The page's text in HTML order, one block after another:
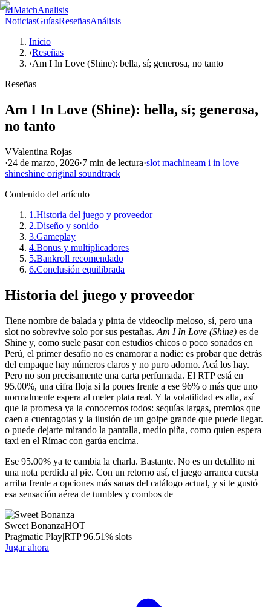
MMatchAnalisis
NoticiasGuíasReseñasAnálisis
Inicio
›Reseñas
›Am I In Love (Shine): bella, sí; generosa, no tanto
Reseñas
Am I In Love (Shine): bella, sí; generosa,
no tanto
VValentina Rojas
·24 de marzo, 2026·7 min de lectura·slot machineam i in love
shineshine original soundtrack
Contenido del artículo
1.Historia del juego y proveedor
2.Diseño y sonido
3.Gameplay
4.Bonus y multiplicadores
5.Bankroll recomendado
6.Conclusión equilibrada
Historia del juego y proveedor
Tiene nombre de balada y pinta de videoclip meloso, sí, pero una
slot no sobrevive solo por sus pestañas. Am I In Love (Shine) es de
Shine y, como suele pasar con estudios chicos o poco sonados en
Perú, el primer desafío no es enamorar a nadie: es probar que detrás
del empaque hay números claros y no puro adorno. Acá los hay.
Pero no son precisamente una carta perfumada. El RTP está en
95.00%, una cifra floja si la pones frente a ese 96% o más que uno
normalmente espera al meter plata real. Y la volatilidad es alta, así
que la promesa ya la conocemos todos: sequías largas, premios que
caen a cuentagotas y la ilusión de un golpe grande que puede llegar.
o puede dejarte mirando la pantalla, medio piña, como quien espera
taxi en el Rímac con garúa encima.
Ese 95.00% ya te cambia la charla. Bastante. No es un detallito ni
una nota perdida al pie. Con un retorno así, el juego arranca cuesta
arriba frente a opciones más sanas del catálogo actual, y si te gustó
esa sensación aérea de tumbles y combos de
Sweet BonanzaHOT
Pragmatic Play|RTP96.51%|slots
Jugar ahora